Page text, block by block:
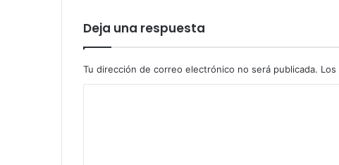
Deja una respuesta
Tu dirección de correo electrónico no será publicada.